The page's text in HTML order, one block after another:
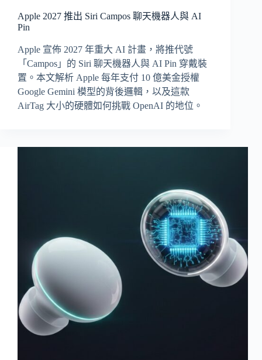
Apple 2027 推出 Siri Campos 聊天機器人與 AI
Pin
Apple 宣佈 2027 年重大 AI 計畫，將推代號
「Campos」的 Siri 聊天機器人與 AI Pin 穿戴裝
置。本文解析 Apple 每年支付 10 億美金授權
Google Gemini 模型的背後邏輯，以及這款
AirTag 大小的硬體如何挑戰 OpenAI 的地位。